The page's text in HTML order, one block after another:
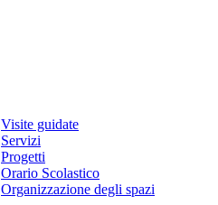
Visite guidate
Servizi
Progetti
Orario Scolastico
Organizzazione degli spazi